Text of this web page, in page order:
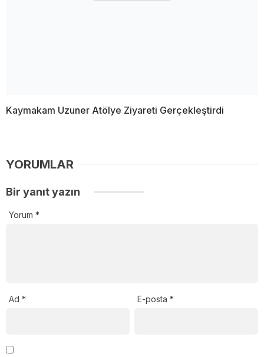
Kaymakam Uzuner Atölye Ziyareti Gerçekleştirdi
YORUMLAR
Bir yanıt yazın
Yorum *
Ad * E-posta*